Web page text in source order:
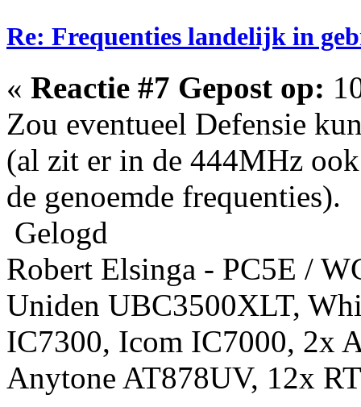
Re: Frequenties landelijk in
« Reactie #7 Gepost op:
Zou eventueel Defensie
(al zit er in de 444MHz
de genoemde frequenties).
Gelogd
Robert Elsinga - PC5E /
Uniden UBC3500XLT,
IC7300, Icom IC7000, 2x
Anytone AT878UV, 12x